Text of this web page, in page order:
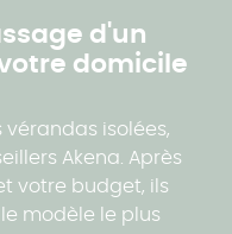
d'un
domicile
vérandas isolées,
Akena. Après
votre budget, ils
modèle le plus